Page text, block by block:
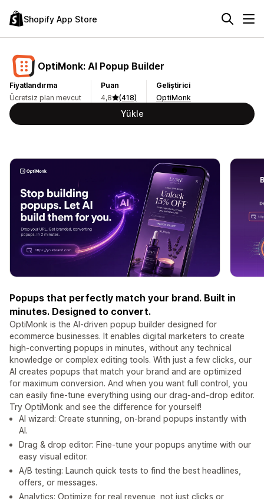
Shopify App Store
OptiMonk: AI Popup Builder
Fiyatlandırma
Ücretsiz plan mevcut
Puan
4,8
(418)
Geliştirici
OptiMonk
Yükle
Popups that perfectly match your brand. Built in
minutes. Designed to convert.
OptiMonk is the AI-driven popup builder designed for
ecommerce businesses. It enables digital marketers to create
high-converting popups in minutes, without any technical
knowledge or complex editing tools. With just a few clicks, our
AI creates popups that match your brand and are optimized
for maximum conversion. And when you want full control, you
can easily fine-tune everything using our drag-and-drop editor.
Try OptiMonk and see the difference for yourself!
AI wizard: Create stunning, on-brand popups instantly with
AI.
Drag & drop editor: Fine-tune your popups anytime with our
easy visual editor.
A/B testing: Launch quick tests to find the best headlines,
offers, or messages.
Analytics: Optimize for real revenue, not just clicks or